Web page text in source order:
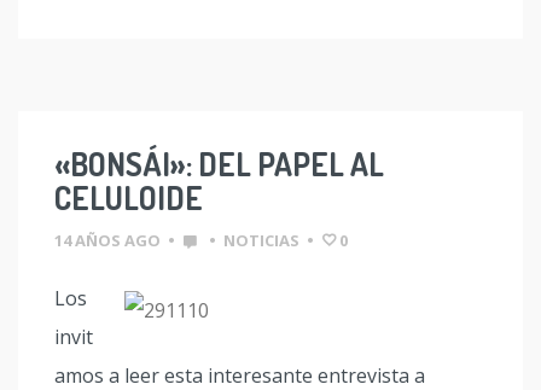
«BONSÁI»: DEL PAPEL AL
CELULOIDE
14 AÑOS AGO • • NOTICIAS • 0
Los
invit
amos a leer esta interesante entrevista a